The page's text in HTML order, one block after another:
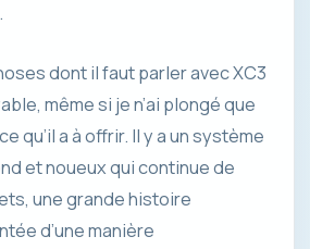
dont il faut parler avec XC3
même si je n’ai plongé que
qu’il a à offrir. Il y a un système
et noueux qui continue de
une grande histoire
d’une manière